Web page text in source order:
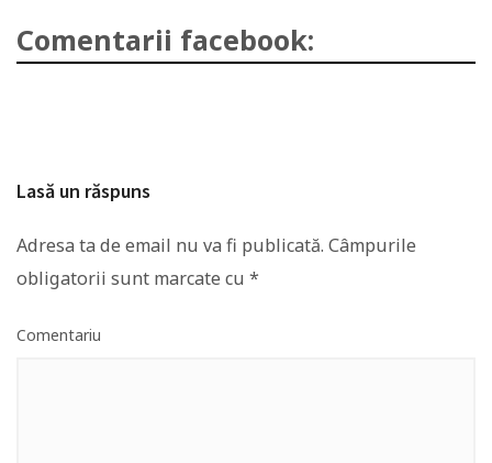
Comentarii facebook:
Lasă un răspuns
Adresa ta de email nu va fi publicată. Câmpurile
obligatorii sunt marcate cu *
Comentariu